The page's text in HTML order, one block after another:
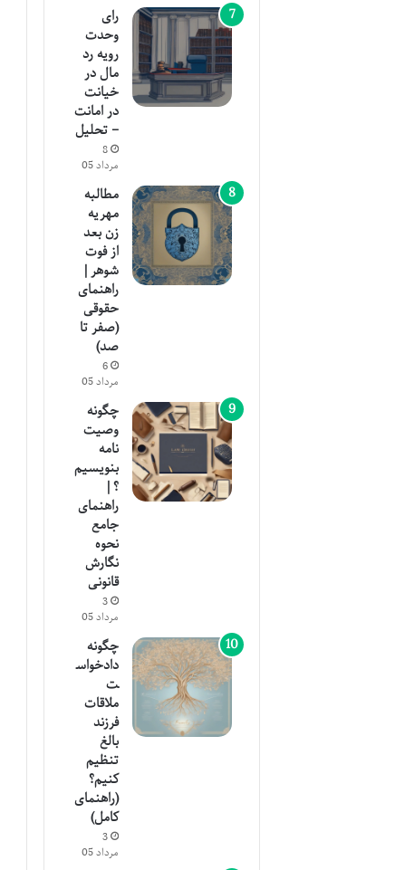
رای
وحدت
رویه رد
مال در
خیانت
در امانت
– تحلیل
8
مرداد 05
مطالبه
مهریه
زن بعد
از فوت
شوهر |
راهنمای
حقوقی
(صفر تا
صد)
6
مرداد 05
چگونه
وصیت
نامه
بنویسیم
؟ |
راهنمای
جامع
نحوه
نگارش
قانونی
3
مرداد 05
چگونه
دادخواس
ت
ملاقات
فرزند
بالغ
تنظیم
کنیم؟
(راهنمای
کامل)
3
مرداد 05